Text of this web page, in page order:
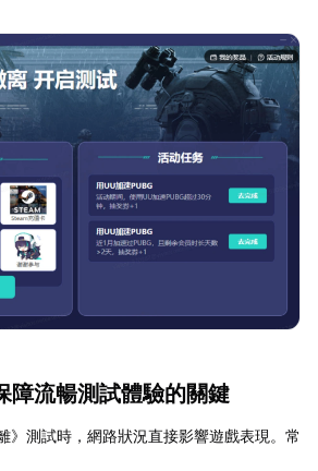
障流暢測試體驗的關鍵
》測試時，網路狀況直接影響遊戲表現。常